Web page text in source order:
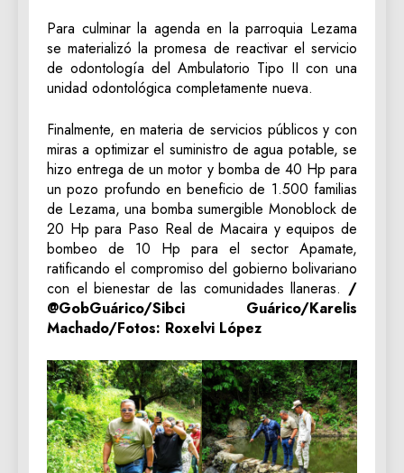
Para culminar la agenda en la parroquia Lezama
se materializó la promesa de reactivar el servicio
de odontología del Ambulatorio Tipo II con una
unidad odontológica completamente nueva.
Finalmente, en materia de servicios públicos y con
miras a optimizar el suministro de agua potable, se
hizo entrega de un motor y bomba de 40 Hp para
un pozo profundo en beneficio de 1.500 familias
de Lezama, una bomba sumergible Monoblock de
20 Hp para Paso Real de Macaira y equipos de
bombeo de 10 Hp para el sector Apamate,
ratificando el compromiso del gobierno bolivariano
con el bienestar de las comunidades llaneras. /
@GobGuárico/Sibci Guárico/Karelis
Machado/Fotos: Roxelvi López